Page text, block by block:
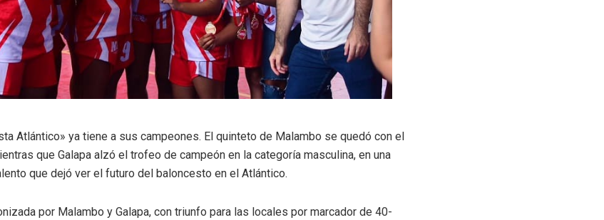
Atlántico» ya tiene a sus campeones. El quinteto de Malambo se quedó con el
que Galapa alzó el trofeo de campeón en la categoría masculina, en una
que dejó ver el futuro del baloncesto en el Atlántico.
por Malambo y Galapa, con triunfo para las locales por marcador de 40-